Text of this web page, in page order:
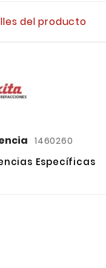
del producto
1460260
Específicas